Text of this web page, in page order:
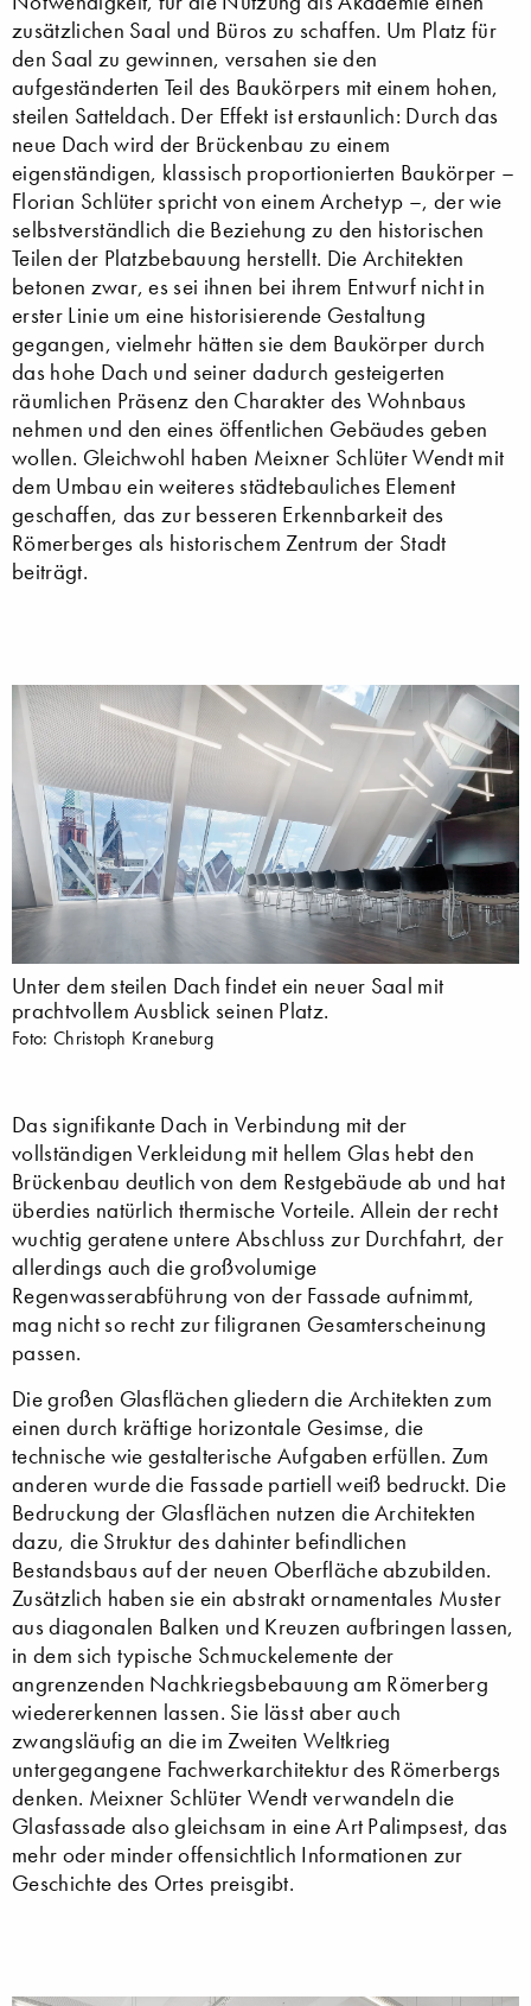
zusätzlichen Saal und Büros zu schaffen. Um Platz für
den Saal zu gewinnen, versahen sie den
aufgeständerten Teil des Baukörpers mit einem hohen,
steilen Satteldach. Der Effekt ist erstaunlich: Durch das
neue Dach wird der Brückenbau zu einem
eigenständigen, klassisch proportionierten Baukörper –
Florian Schlüter spricht von einem Archetyp –, der wie
selbstverständlich die Beziehung zu den historischen
Teilen der Platzbebauung herstellt. Die Architekten
betonen zwar, es sei ihnen bei ihrem Entwurf nicht in
erster Linie um eine historisierende Gestaltung
gegangen, vielmehr hätten sie dem Baukörper durch
das hohe Dach und seiner dadurch gesteigerten
räumlichen Präsenz den Charakter des Wohnbaus
nehmen und den eines öffentlichen Gebäudes geben
wollen. Gleichwohl haben Meixner Schlüter Wendt mit
dem Umbau ein weiteres städtebauliches Element
geschaffen, das zur besseren Erkennbarkeit des
Römerberges als historischem Zentrum der Stadt
beiträgt.
Unter dem steilen Dach findet ein neuer Saal mit
prachtvollem Ausblick seinen Platz.
Foto: Christoph Kraneburg
Das signifikante Dach in Verbindung mit der
vollständigen Verkleidung mit hellem Glas hebt den
Brückenbau deutlich von dem Restgebäude ab und hat
überdies natürlich thermische Vorteile. Allein der recht
wuchtig geratene untere Abschluss zur Durchfahrt, der
allerdings auch die großvolumige
Regenwasserabführung von der Fassade aufnimmt,
mag nicht so recht zur filigranen Gesamterscheinung
passen.
Die großen Glasflächen gliedern die Architekten zum
einen durch kräftige horizontale Gesimse, die
technische wie gestalterische Aufgaben erfüllen. Zum
anderen wurde die Fassade partiell weiß bedruckt. Die
Bedruckung der Glasflächen nutzen die Architekten
dazu, die Struktur des dahinter befindlichen
Bestandsbaus auf der neuen Oberfläche abzubilden.
Zusätzlich haben sie ein abstrakt ornamentales Muster
aus diagonalen Balken und Kreuzen aufbringen lassen,
in dem sich typische Schmuckelemente der
angrenzenden Nachkriegsbebauung am Römerberg
wiedererkennen lassen. Sie lässt aber auch
zwangsläufig an die im Zweiten Weltkrieg
untergegangene Fachwerkarchitektur des Römerbergs
denken. Meixner Schlüter Wendt verwandeln die
Glasfassade also gleichsam in eine Art Palimpsest, das
mehr oder minder offensichtlich Informationen zur
Geschichte des Ortes preisgibt.